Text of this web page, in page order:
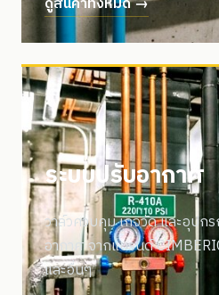
ระบบปรับอากาศ
วาล์วควบคุม เกจวัด และอุป
อากาศ จากแบรนด์
และอื่นๆ